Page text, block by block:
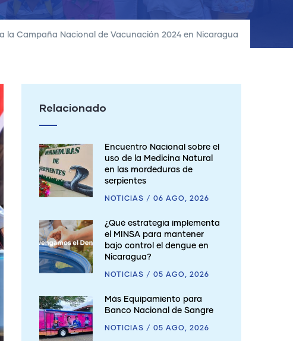
la Campaña Nacional de Vacunación 2024 en Nicaragua
Relacionado
Encuentro Nacional sobre el
uso de la Medicina Natural
en las mordeduras de
serpientes
NOTICIAS / 06 AGO, 2026
¿Qué estrategia implementa
el MINSA para mantener
bajo control el dengue en
Nicaragua?
NOTICIAS / 05 AGO, 2026
Más Equipamiento para
Banco Nacional de Sangre
NOTICIAS / 05 AGO, 2026